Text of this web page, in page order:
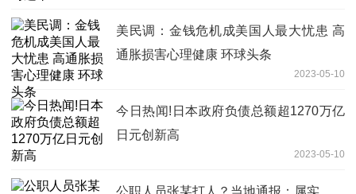
美民调：金钱危机成美国人最大忧患 高
通胀损害心理健康 环球头条
2023-05-10
今日热闻!日本政府负债总额超1270万亿
日元创新高
2023-05-10
公职人员张某打人？当地通报：属实